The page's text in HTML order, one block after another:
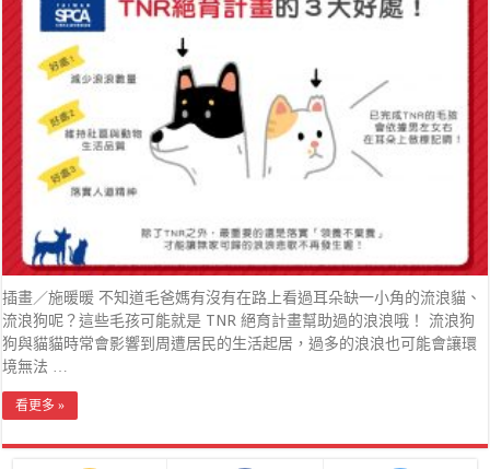
插畫／施暖暖 不知道毛爸媽有沒有在路上看過耳朵缺一小角的流浪貓、
流浪狗呢？這些毛孩可能就是 TNR 絕育計畫幫助過的浪浪哦！ 流浪狗
狗與貓貓時常會影響到周遭居民的生活起居，過多的浪浪也可能會讓環
境無法 …
看更多 »